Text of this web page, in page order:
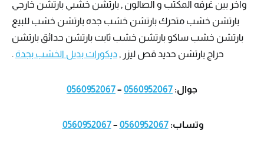
واخر بين غرفه المكتب و الصالون , بارتشن خشبي بارتشن خارجي
بارتشن خشب متحرك بارتشن خشب جده بارتشن خشب للبيع
بارتشن خشب ساكو بارتشن خشب ثابت بارتشن حدائق بارتشن
حراج بارتشن حديد قص ليزر , ديكورات بديل الخشب بجدة .
جوال: 0560952067
–
0560952067
وتساب:0560952067
–
0560952067